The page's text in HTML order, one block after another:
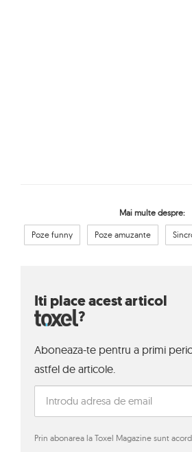
Mai multe despre:
Poze funny Poze amuzante
Iti place acest articol
?
Aboneaza-te pentru a primi
astfel de articole.
Prin abonarea la Toxel Magazine sunt